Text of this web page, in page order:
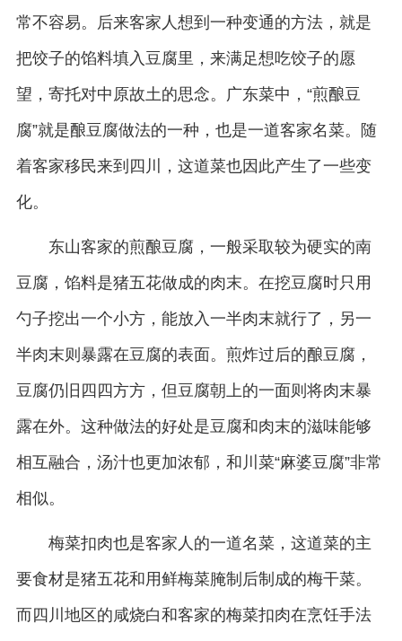
常不容易。后来客家人想到一种变通的方法，就是
把饺子的馅料填入豆腐里，来满足想吃饺子的愿
望，寄托对中原故土的思念。广东菜中，“煎酿豆
腐”就是酿豆腐做法的一种，也是一道客家名菜。随
着客家移民来到四川，这道菜也因此产生了一些变
化。
东山客家的煎酿豆腐，一般采取较为硬实的南
豆腐，馅料是猪五花做成的肉末。在挖豆腐时只用
勺子挖出一个小方，能放入一半肉末就行了，另一
半肉末则暴露在豆腐的表面。煎炸过后的酿豆腐，
豆腐仍旧四四方方，但豆腐朝上的一面则将肉末暴
露在外。这种做法的好处是豆腐和肉末的滋味能够
相互融合，汤汁也更加浓郁，和川菜“麻婆豆腐”非常
相似。
梅菜扣肉也是客家人的一道名菜，这道菜的主
要食材是猪五花和用鲜梅菜腌制后制成的梅干菜。
而四川地区的咸烧白和客家的梅菜扣肉在烹饪手法